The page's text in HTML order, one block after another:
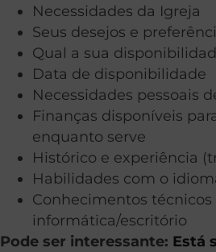
Necessidades da Igreja
Seus desejos e
Qual a sua
Data de disponibilidade
Necessidades pessoais
Finanças disponíveis
enquanto serve
Histórico e experiência
Habilidades com o
Conhecimentos técnicos
informática/escritório
Pode ser interessante: Está